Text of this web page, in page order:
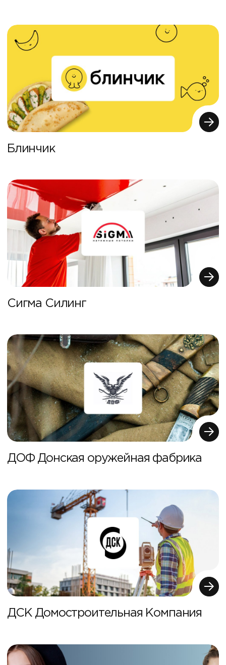
Блинчик
Сигма Силинг
ДОФ Донская оружейная фабрика
ДСК Домостроительная Компания